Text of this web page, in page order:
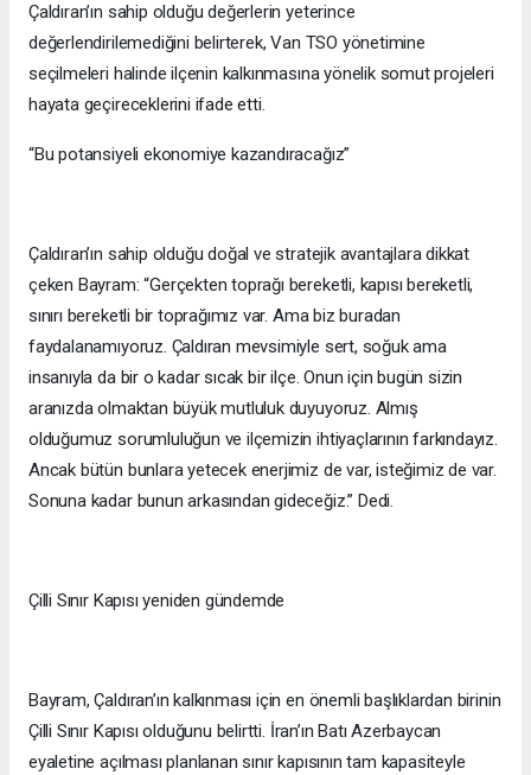
Çaldıran’ın sahip olduğu değerlerin yeterince
değerlendirilemediğini belirterek, Van TSO yönetimine
seçilmeleri halinde ilçenin kalkınmasına yönelik somut projeleri
hayata geçireceklerini ifade etti.
“Bu potansiyeli ekonomiye kazandıracağız”
Çaldıran’ın sahip olduğu doğal ve stratejik avantajlara dikkat
çeken Bayram: “Gerçekten toprağı bereketli, kapısı bereketli,
sınırı bereketli bir toprağımız var. Ama biz buradan
faydalanamıyoruz. Çaldıran mevsimiyle sert, soğuk ama
insanıyla da bir o kadar sıcak bir ilçe. Onun için bugün sizin
aranızda olmaktan büyük mutluluk duyuyoruz. Almış
olduğumuz sorumluluğun ve ilçemizin ihtiyaçlarının farkındayız.
Ancak bütün bunlara yetecek enerjimiz de var, isteğimiz de var.
Sonuna kadar bunun arkasından gideceğiz.” Dedi.
Çilli Sınır Kapısı yeniden gündemde
Bayram, Çaldıran’ın kalkınması için en önemli başlıklardan birinin
Çilli Sınır Kapısı olduğunu belirtti. İran’ın Batı Azerbaycan
eyaletine açılması planlanan sınır kapısının tam kapasiteyle